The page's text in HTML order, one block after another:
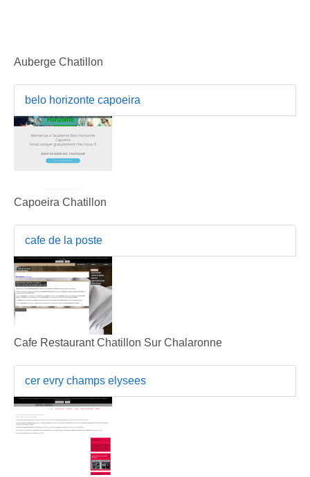
Auberge Chatillon
belo horizonte capoeira
Capoeira Chatillon
cafe de la poste
Cafe Restaurant Chatillon Sur Chalaronne
cer evry champs elysees